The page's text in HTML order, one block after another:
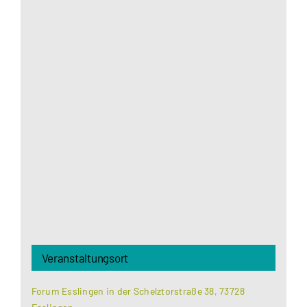
Veranstaltungsort
Forum Esslingen in der Schelztorstraße 38, 73728